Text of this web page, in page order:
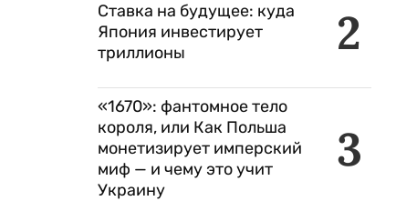
2
Ставка на будущее: куда
Япония инвестирует
триллионы
3
«1670»: фантомное тело
короля, или Как Польша
монетизирует имперский
миф — и чему это учит
Украину